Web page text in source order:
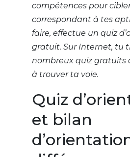
compétences pour
correspondant à tes
faire, effectue un quiz
gratuit. Sur Internet, tu
nombreux quiz gratuits
à trouver ta voie.
Quiz
et bilan